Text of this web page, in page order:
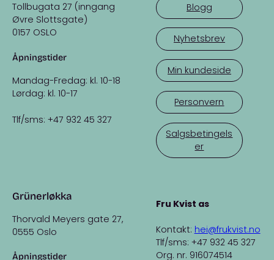
Tollbugata 27 (inngang
Øvre Slottsgate)
0157 OSLO
Åpningstider
Mandag-Fredag: kl. 10-18
Lørdag: kl. 10-17
Tlf/sms: +47 932 45 327
Grünerløkka
Thorvald Meyers gate 27,
0555 Oslo
Åpningstider
Blogg
Nyhetsbrev
Min kundeside
Personvern
Salgsbetingels
er
Fru Kvist as
Kontakt: hei@frukvist.no
Tlf/sms: +47 932 45 327
Org. nr. 916074514